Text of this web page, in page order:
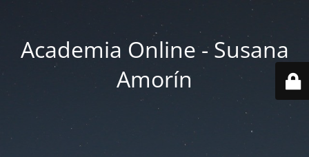
Academia Online - Susana
Amorín